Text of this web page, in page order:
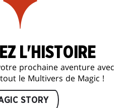
L'HISTOIRE
prochaine aventure avec
le Multivers de Magic !
STORY